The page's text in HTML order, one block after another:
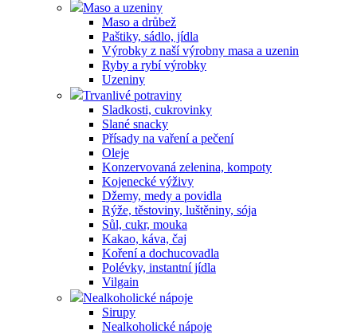
Maso a uzeniny
Maso a drůbež
Paštiky, sádlo, jídla
Výrobky z naší výrobny masa a uzenin
Ryby a rybí výrobky
Uzeniny
Trvanlivé potraviny
Sladkosti, cukrovinky
Slané snacky
Přísady na vaření a pečení
Oleje
Konzervovaná zelenina, kompoty
Kojenecké výživy
Džemy, medy a povidla
Rýže, těstoviny, luštěniny, sója
Sůl, cukr, mouka
Kakao, káva, čaj
Koření a dochucovadla
Polévky, instantní jídla
Vilgain
Nealkoholické nápoje
Sirupy
Nealkoholické nápoje